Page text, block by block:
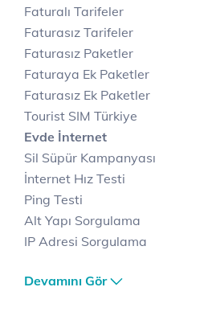
Faturalı Tarifeler
Faturasız Tarifeler
Faturasız Paketler
Faturaya Ek Paketler
Faturasız Ek Paketler
Tourist SIM Türkiye
Evde İnternet
Sil Süpür Kampanyası
İnternet Hız Testi
Ping Testi
Alt Yapı Sorgulama
IP Adresi Sorgulama
Avantajlı İnternet
Devamını Gör